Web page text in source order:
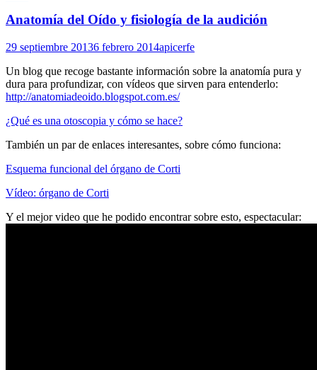
Anatomía del Oído y fisiología de la audición
29 septiembre 20136 febrero 2014apicerfe
Un blog que recoge bastante información sobre la anatomía pura y
dura para profundizar, con vídeos que sirven para entenderlo:
http://anatomiadeoido.blogspot.com.es/
¿Qué es una otoscopia y cómo se hace?
También un par de enlaces interesantes, sobre cómo funciona:
Esquema funcional del órgano de Corti
Vídeo: órgano de Corti
Y el mejor video que he podido encontrar sobre esto, espectacular: